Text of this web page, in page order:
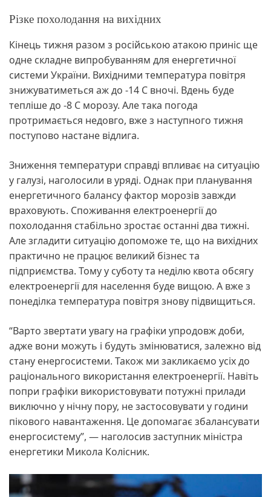
Різке похолодання на вихідних
Кінець тижня разом з російською атакою приніс ще
одне складне випробуванням для енергетичної
системи України. Вихідними температура повітря
знижуватиметься аж до -14 С вночі. Вдень буде
тепліше до -8 С морозу. Але така погода
протримається недовго, вже з наступного тижня
поступово настане відлига.
Зниження температури справді впливає на ситуацію
у галузі, наголосили в уряді. Однак при планування
енергетичного балансу фактор морозів завжди
враховують. Споживання електроенергії до
похолодання стабільно зростає останні два тижні.
Але згладити ситуацію допоможе те, що на вихідних
практично не працює великий бізнес та
підприємства. Тому у суботу та неділю квота обсягу
електроенергії для населення буде вищою. А вже з
понеділка температура повітря знову підвищиться.
“Варто звертати увагу на графіки упродовж доби,
адже вони можуть і будуть змінюватися, залежно від
стану енергосистеми. Також ми закликаємо усіх до
раціонального використання електроенергії. Навіть
попри графіки використовувати потужні прилади
виключно у нічну пору, не застосовувати у години
пікового навантаження. Це допомагає збалансувати
енергосистему”, — наголосив заступник міністра
енергетики Микола Колісник.